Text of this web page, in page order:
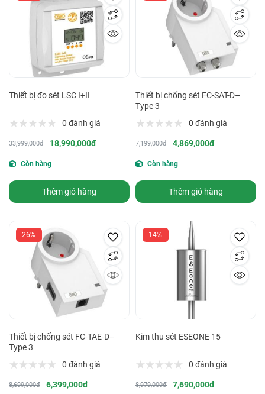
Thiết bị đo sét LSC I+II
0 đánh giá
33,999,000đ 18,990,000đ
Còn hàng
Thêm giỏ hàng
Thiết bị chống sét FC-SAT-D–
Type 3
0 đánh giá
7,199,000đ 4,869,000đ
Còn hàng
Thêm giỏ hàng
26%
Thiết bị chống sét FC-TAE-D–
Type 3
0 đánh giá
8,699,000đ 6,399,000đ
14%
Kim thu sét ESEONE 15
0 đánh giá
8,979,000đ 7,690,000đ